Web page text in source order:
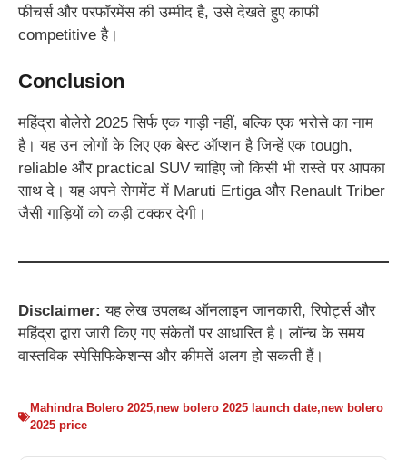
फीचर्स और परफॉरमेंस की उम्मीद है, उसे देखते हुए काफी
competitive है।
Conclusion
महिंद्रा बोलेरो 2025 सिर्फ एक गाड़ी नहीं, बल्कि एक भरोसे का नाम
है। यह उन लोगों के लिए एक बेस्ट ऑप्शन है जिन्हें एक tough,
reliable और practical SUV चाहिए जो किसी भी रास्ते पर आपका
साथ दे। यह अपने सेगमेंट में Maruti Ertiga और Renault Triber
जैसी गाड़ियों को कड़ी टक्कर देगी।
Disclaimer: यह लेख उपलब्ध ऑनलाइन जानकारी, रिपोर्ट्स और
महिंद्रा द्वारा जारी किए गए संकेतों पर आधारित है। लॉन्च के समय
वास्तविक स्पेसिफिकेशन्स और कीमतें अलग हो सकती हैं।
Mahindra Bolero 2025,new bolero 2025 launch date,new bolero
2025 price